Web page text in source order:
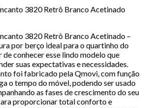
3820 Retrô Branco Acetinado
3820 Retrô Branco Acetinado –
por berço ideal para o quartinho do
de conhecer esse lindo modelo que
suas expectativas e necessidades.
foi fabricado pela Qmovi, com função
o tempo do móvel, podendo ser usado
as fases de crescimento do seu
proporcionar total conforto e